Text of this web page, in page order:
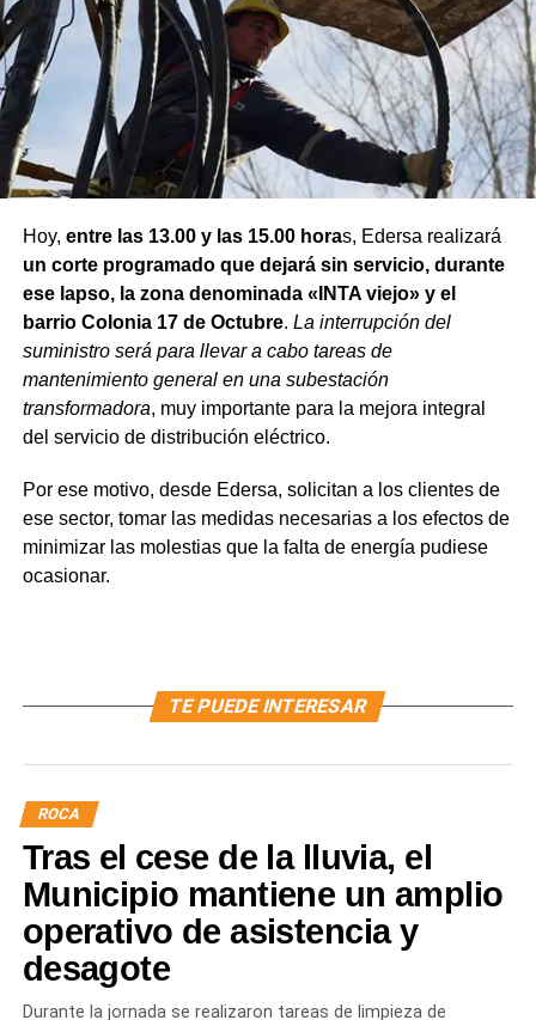
Hoy, entre las 13.00 y las 15.00 horas, Edersa realizará
un corte programado que dejará sin servicio, durante
ese lapso, la zona denominada «INTA viejo» y el
barrio Colonia 17 de Octubre. La interrupción del
suministro será para llevar a cabo tareas de
mantenimiento general en una subestación
transformadora, muy importante para la mejora integral
del servicio de distribución eléctrico.
Por ese motivo, desde Edersa, solicitan a los clientes de
ese sector, tomar las medidas necesarias a los efectos de
minimizar las molestias que la falta de energía pudiese
ocasionar.
TE PUEDE INTERESAR
ROCA
Tras el cese de la lluvia, el
Municipio mantiene un amplio
operativo de asistencia y
desagote
Durante la jornada se realizaron tareas de limpieza de